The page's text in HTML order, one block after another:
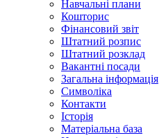
Навчальні плани
Кошторис
Фінансовий звіт
Штатний розпис
Штатний розклад
Вакантні посади
Загальна інформація
Символіка
Контакти
Історія
Матеріальна база